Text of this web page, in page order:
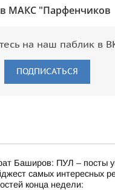
МАКС "Парфенчиков
на наш паблик в
ПОДПИСАТЬСЯ
Баширов: ПУЛ – посты
самых интересных
конца недели: